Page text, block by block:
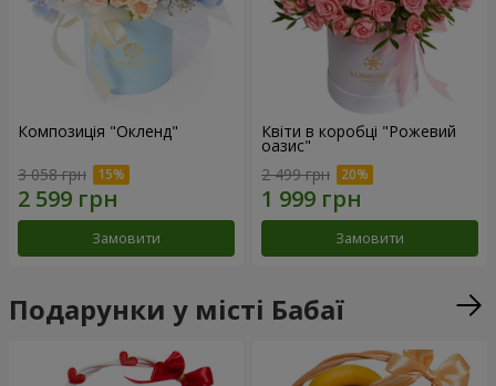
Композиція "Окленд"
3 058 грн
Замовити
Квіти в коробці "Рожевий
оазис"
2 499 грн
Замовити
Подарунки у місті Бабаї